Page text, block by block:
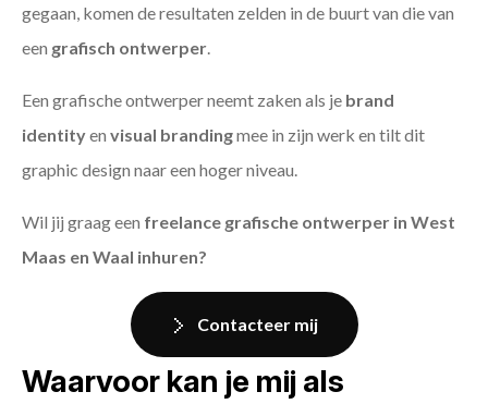
gegaan, komen de resultaten zelden in de buurt van die van
een grafisch ontwerper
Een grafische ontwerper neemt zaken als je brand
identityen visual brandingmee in zijn werk en tilt dit
graphic design naar een hoger niveau.
Wil jij graag een freelance grafische ontwerper in West
Maas en Waal inhuren?
Contacteer mij
Waarvoor kan je mij als